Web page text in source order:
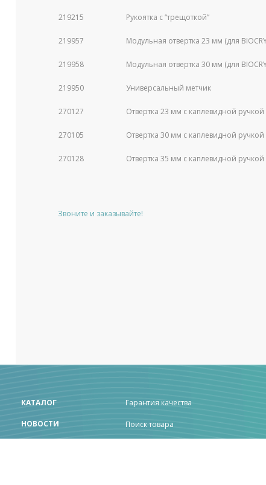
219215 Рукоятка с “трещоткой”
219957 Модульная отвертка 23 мм (для
219958 Модульная отвертка 30 мм (для
219950 Универсальный метчик
270127 Отвертка 23 мм с каплевидной ручкой
270105 Отвертка 30 мм с каплевидной ручкой
270128 Отвертка 35 мм с каплевидной ручкой
Звоните и заказывайте!
КАТАЛОГ
НОВОСТИ
Гарантия качества
Поиск товара